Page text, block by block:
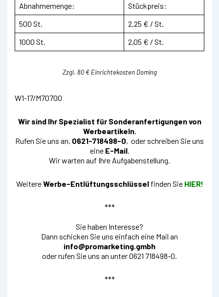
Abnahmemenge:
Stückpreis:
500 St.
2,25 € / St.
1000 St.
2,05 € / St.
Zzgl. 80 € Einrichtekosten Doming
W1-17/M70700
Wir sind Ihr Spezialist für Sonderanfertigungen von
Werbeartikeln.
Rufen Sie uns an, 0621-718498-0, oder schreiben Sie uns
eine E-Mail.
Wir warten auf Ihre Aufgabenstellung.
WeitereWerbe-Entlüftungsschlüsselfinden Sie HIER!
***
Sie haben Interesse?
Dann schicken Sie uns einfach eine Mail an
info@promarketing.gmbh
oder rufen Sie uns an unter 0621 718498-0.
***